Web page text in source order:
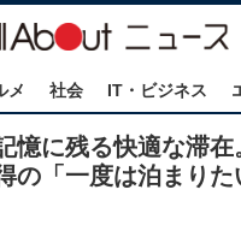
メ 社会 IT・ビジネス
憶に残る快適な滞在
の「一度は泊まりた